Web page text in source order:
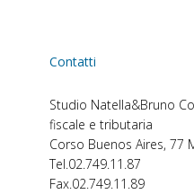
Contatti
Studio Natella&Bruno
fiscale e tributaria
Corso Buenos Aires, 77
Tel.02.749.11.87
Fax.02.749.11.89